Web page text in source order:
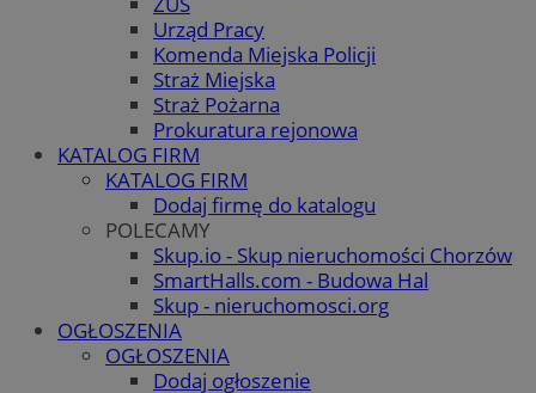
Urząd Pracy
Komenda Miejska Policji
Straż Miejska
Straż Pożarna
Prokuratura rejonowa
KATALOG FIRM
KATALOG FIRM
Dodaj firmę do katalogu
POLECAMY
Skup.io - Skup nieruchomości Chorzów
SmartHalls.com - Budowa Hal
Skup - nieruchomosci.org
OGŁOSZENIA
OGŁOSZENIA
Dodaj ogłoszenie